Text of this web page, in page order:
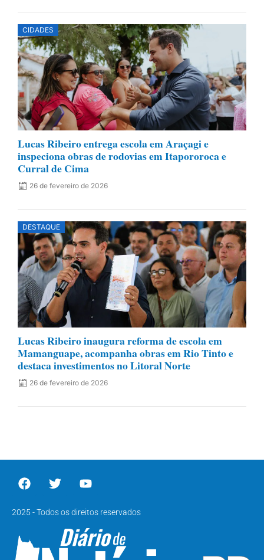
CIDADES
Lucas Ribeiro entrega escola em Araçagi e
inspeciona obras de rodovias em Itapororoca e
Curral de Cima
26 de fevereiro de 2026
DESTAQUE
Lucas Ribeiro inaugura reforma de escola em
Mamanguape, acompanha obras em Rio Tinto e
destaca investimentos no Litoral Norte
26 de fevereiro de 2026
2025 - Todos os direitos reservados